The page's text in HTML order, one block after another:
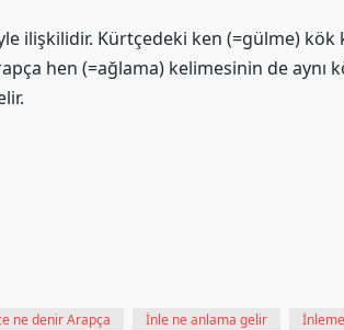
ilişkilidir. Kürtçedeki ken (=gülme)
hen (=ağlama) kelimesinin de aynı
ne denir Arapça İnle ne anlama gelir